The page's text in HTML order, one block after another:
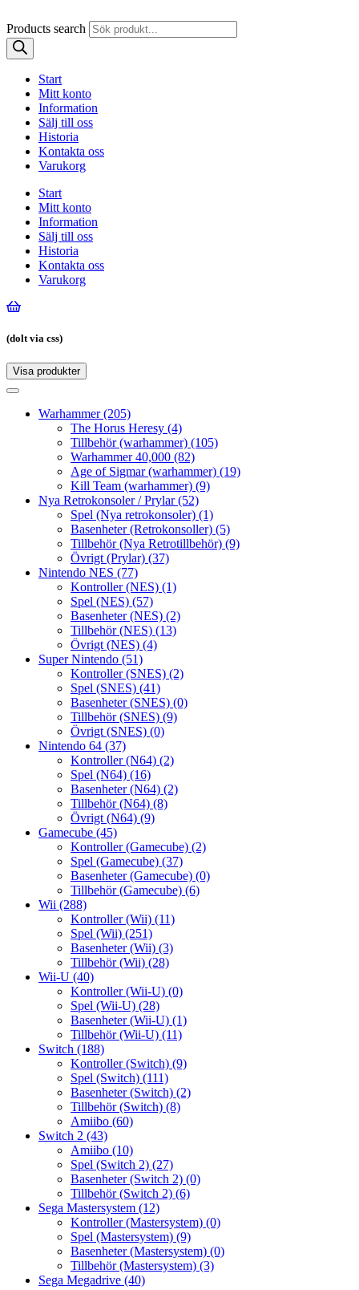
Products search
Start
Mitt konto
Information
Sälj till oss
Historia
Kontakta oss
Varukorg
Start
Mitt konto
Information
Sälj till oss
Historia
Kontakta oss
Varukorg
(dolt via css)
Visa produkter
Toggle
Toggle
navigationWarhammer(205)
The Horus Heresy (4)
Tillbehör (warhammer) (105)
Warhammer 40,000 (82)
Age of Sigmar (warhammer) (19)
Kill Team (warhammer) (9)
Nya Retrokonsoler / Prylar(52)
Spel (Nya retrokonsoler) (1)
Basenheter (Retrokonsoller) (5)
Tillbehör (Nya Retrotillbehör) (9)
Övrigt (Prylar) (37)
Nintendo NES (77)
Kontroller (NES) (1)
Spel (NES) (57)
Basenheter (NES) (2)
Tillbehör (NES) (13)
Övrigt (NES) (4)
Super Nintendo (51)
Kontroller (SNES) (2)
Spel (SNES) (41)
Basenheter (SNES) (0)
Tillbehör (SNES) (9)
Övrigt (SNES) (0)
Nintendo 64 (37)
Kontroller (N64) (2)
Spel (N64) (16)
Basenheter (N64) (2)
Tillbehör (N64) (8)
Övrigt (N64) (9)
Gamecube (45)
Kontroller (Gamecube) (2)
Spel (Gamecube) (37)
Basenheter (Gamecube) (0)
Tillbehör (Gamecube) (6)
Wii (288)
Kontroller (Wii) (11)
Spel (Wii) (251)
Basenheter (Wii) (3)
Tillbehör (Wii) (28)
Wii-U (40)
Kontroller (Wii-U) (0)
Spel (Wii-U) (28)
Basenheter (Wii-U) (1)
Tillbehör (Wii-U) (11)
Switch (188)
Kontroller (Switch) (9)
Spel (Switch) (111)
Basenheter (Switch) (2)
Tillbehör (Switch) (8)
Amiibo (60)
Switch 2 (43)
Amiibo (10)
Spel (Switch 2) (27)
Basenheter (Switch 2) (0)
Tillbehör (Switch 2) (6)
Sega Mastersystem (12)
Kontroller (Mastersystem) (0)
Spel (Mastersystem) (9)
Basenheter (Mastersystem) (0)
Tillbehör (Mastersystem) (3)
Sega Megadrive (40)